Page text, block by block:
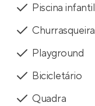
Piscina infantil
Churrasqueira
Playground
Bicicletário
Quadra